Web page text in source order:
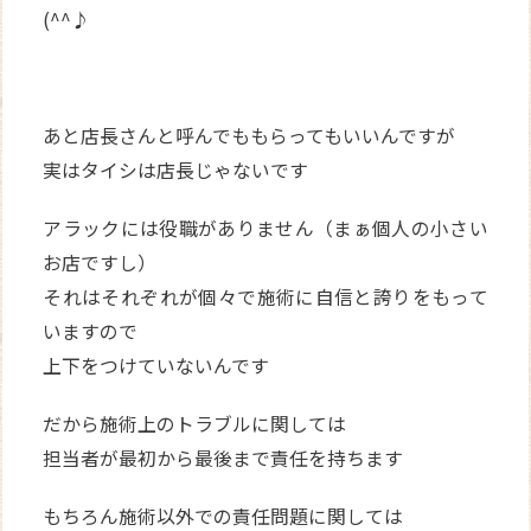
(^^♪
あと店長さんと呼んでももらってもいいんですが
実はタイシは店長じゃないです
アラックには役職がありません（まぁ個人の小さい
お店ですし）
それはそれぞれが個々で施術に自信と誇りをもって
いますので
上下をつけていないんです
だから施術上のトラブルに関しては
担当者が最初から最後まで責任を持ちます
もちろん施術以外での責任問題に関しては